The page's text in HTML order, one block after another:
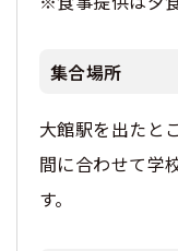
集合場所
大館駅を出たと
間に合わせて学
す。